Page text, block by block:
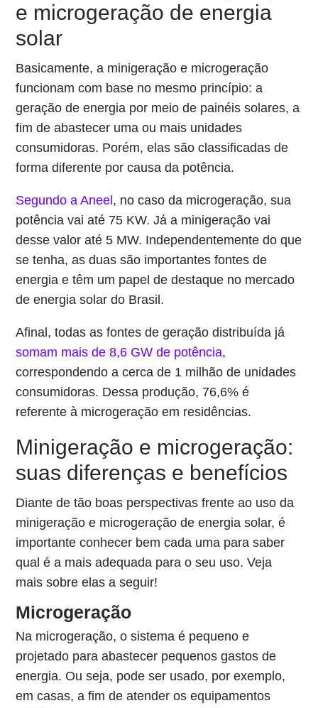
e microgeração de energia
solar
Basicamente, a minigeração e microgeração
funcionam com base no mesmo princípio: a
geração de energia por meio de painéis solares, a
fim de abastecer uma ou mais unidades
consumidoras. Porém, elas são classificadas de
forma diferente por causa da potência.
Segundo a Aneel , no caso da microgeração, sua
potência vai até 75 KW. Já a minigeração vai
desse valor até 5 MW. Independentemente do que
se tenha, as duas são importantes fontes de
energia e têm um papel de destaque no mercado
de energia solar do Brasil.
Afinal, todas as fontes de geração distribuída já
somam mais de 8,6 GW de potência,
correspondendo a cerca de 1 milhão de unidades
consumidoras. Dessa produção, 76,6% é
referente à microgeração em residências.
Minigeração e microgeração:
suas diferenças e benefícios
Diante de tão boas perspectivas frente ao uso da
minigeração e microgeração de energia solar, é
importante conhecer bem cada uma para saber
qual é a mais adequada para o seu uso. Veja
mais sobre elas a seguir!
Microgeração
Na microgeração, o sistema é pequeno e
projetado para abastecer pequenos gastos de
energia. Ou seja, pode ser usado, por exemplo,
em casas, a fim de atender os equipamentos